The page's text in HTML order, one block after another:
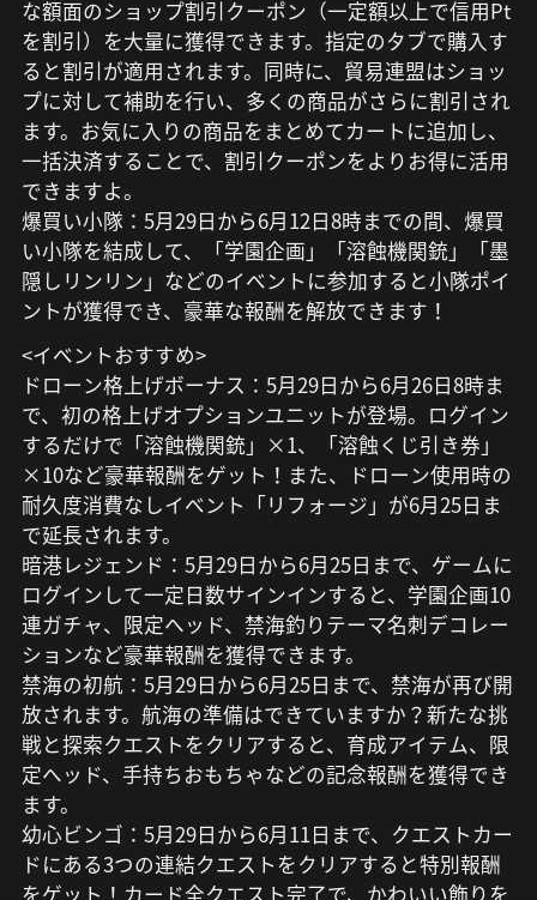
な額面のショップ割引クーポン（一定額以上で信用Pt
を割引）を大量に獲得できます。指定のタブで購入す
ると割引が適用されます。同時に、貿易連盟はショッ
プに対して補助を行い、多くの商品がさらに割引され
ます。お気に入りの商品をまとめてカートに追加し、
一括決済することで、割引クーポンをよりお得に活用
できますよ。
爆買い小隊：5月29日から6月12日8時までの間、爆買
い小隊を結成して、「学園企画」「溶蝕機関銃」「墨
隠しリンリン」などのイベントに参加すると小隊ポイ
ントが獲得でき、豪華な報酬を解放できます！
<イベントおすすめ>
ドローン格上げボーナス：5月29日から6月26日8時ま
で、初の格上げオプションユニットが登場。ログイン
するだけで「溶蝕機関銃」×1、「溶蝕くじ引き券」
×10など豪華報酬をゲット！また、ドローン使用時の
耐久度消費なしイベント「リフォージ」が6月25日ま
で延長されます。
暗港レジェンド：5月29日から6月25日まで、ゲームに
ログインして一定日数サインインすると、学園企画10
連ガチャ、限定ヘッド、禁海釣りテーマ名刺デコレー
ションなど豪華報酬を獲得できます。
禁海の初航：5月29日から6月25日まで、禁海が再び開
放されます。航海の準備はできていますか？新たな挑
戦と探索クエストをクリアすると、育成アイテム、限
定ヘッド、手持ちおもちゃなどの記念報酬を獲得でき
ます。
幼心ビンゴ：5月29日から6月11日まで、クエストカー
ドにある3つの連結クエストをクリアすると特別報酬
をゲット！カード全クエスト完了で、かわいい飾りを